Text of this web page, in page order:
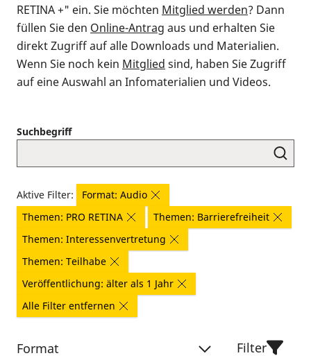
RETINA +" ein. Sie möchten Mitglied werden? Dann
füllen Sie den Online-Antrag aus und erhalten Sie
direkt Zugriff auf alle Downloads und Materialien.
Wenn Sie noch kein Mitglied sind, haben Sie Zugriff
auf eine Auswahl an Infomaterialien und Videos.
Suchbegriff
Aktive Filter:
Format: Audio
Themen: PRO RETINA
Themen: Barrierefreiheit
Themen: Interessenvertretung
Themen: Teilhabe
Veröffentlichung: älter als 1 Jahr
Alle Filter entfernen
Format Filter